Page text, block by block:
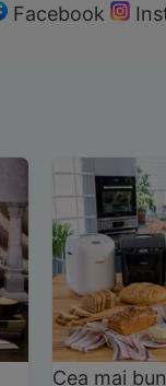
Facebook
Cea mai